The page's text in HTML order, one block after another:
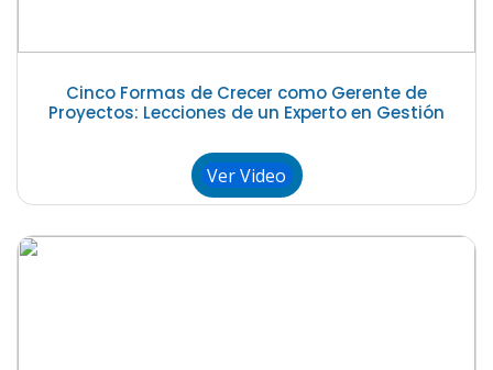
Cinco Formas de Crecer como Gerente de
Proyectos: Lecciones de un Experto en Gestión
Ver Video